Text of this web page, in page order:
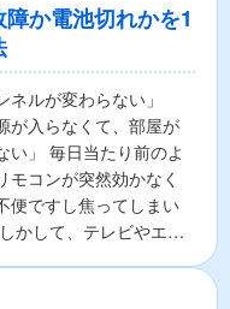
か電池切れかを1
ネルが変わらない」
が入らなくて、部屋が
い」 毎日当たり前のよ
モコンが突然効かなく
便ですし焦ってしまい
かして、テレビやエア